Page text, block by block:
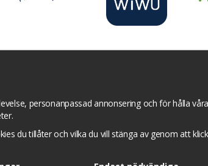
Om cookies
Cookie
personanpassad annonsering och för hålla
du tillåter och vilka du vill stänga av genom att